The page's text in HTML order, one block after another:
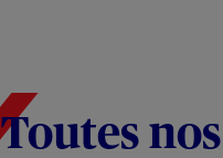
Toutes